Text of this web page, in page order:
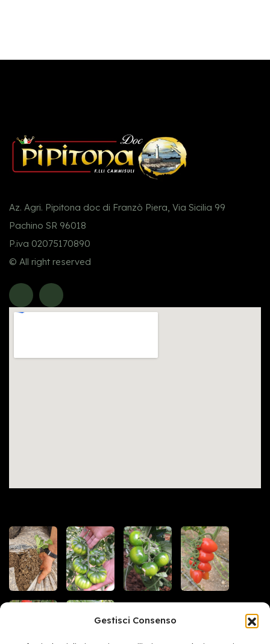
Gestisci Consenso
Az. Agri. Pipitona doc di Franzò Piera, Via Sicilia 99
Pachino SR 96018
P.iva 02075170890
© All right reserved